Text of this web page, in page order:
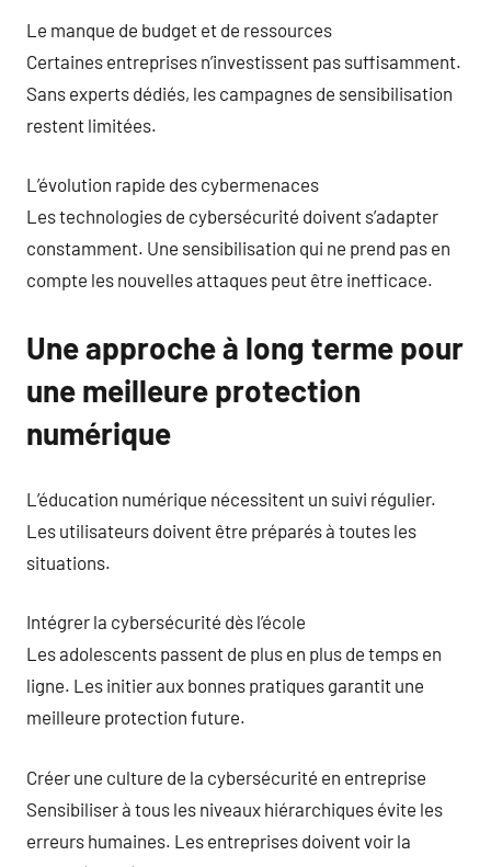
Le manque de budget et de ressources
Certaines entreprises n’investissent pas suffisamment.
Sans experts dédiés, les campagnes de sensibilisation
restent limitées.
L’évolution rapide des cybermenaces
Les technologies de cybersécurité doivent s’adapter
constamment. Une sensibilisation qui ne prend pas en
compte les nouvelles attaques peut être inefficace.
Une approche à long terme pour
une meilleure protection
numérique
L’éducation numérique nécessitent un suivi régulier.
Les utilisateurs doivent être préparés à toutes les
situations.
Intégrer la cybersécurité dès l’école
Les adolescents passent de plus en plus de temps en
ligne. Les initier aux bonnes pratiques garantit une
meilleure protection future.
Créer une culture de la cybersécurité en entreprise
Sensibiliser à tous les niveaux hiérarchiques évite les
erreurs humaines. Les entreprises doivent voir la